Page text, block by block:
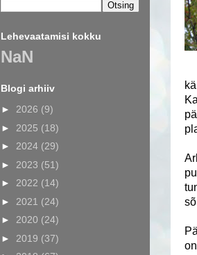
Lehevaatamisi kokku
NaN
Blogi arhiiv
► 2026 (9)
► 2025 (18)
► 2024 (29)
► 2023 (51)
► 2022 (14)
► 2021 (24)
► 2020 (24)
► 2019 (37)